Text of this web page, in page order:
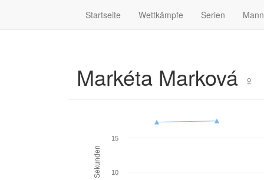
Startseite Wettkämpfe Serien
Markéta Marková ♀
Sekunden 10
15